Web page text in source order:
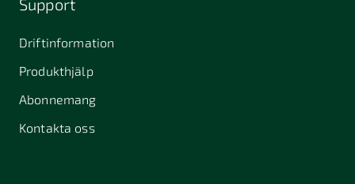
Driftinformation
Produkthjälp
Abonnemang
Kontakta oss